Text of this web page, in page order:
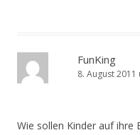
FunKing
8. August
Wie sollen Kinder auf ihre